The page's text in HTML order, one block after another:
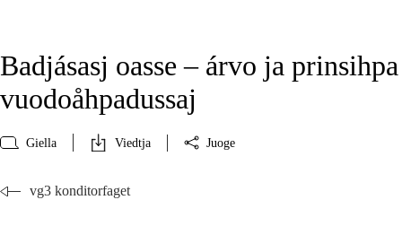
Badjásasj oasse – árvo ja prinsihpa
vuodoåhpadussaj
Giella Viedtja Juoge
vg3 konditorfaget